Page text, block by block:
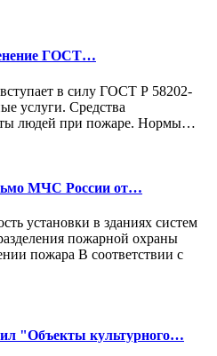
ГОСТ…
в силу ГОСТ Р 58202-
услуги. Средства
людей при пожаре. Нормы…
МЧС России от…
установки в зданиях систем
пожарной охраны
пожара В соответствии с
"Объекты культурного…